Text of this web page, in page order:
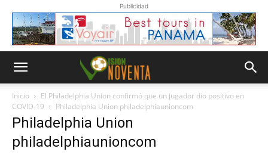
Publicidad
Inicio
El Philadelphia Union confirmó que un jugador dio positivo en
COVID-19
Philadelphia Union philadelphiaunioncom
Philadelphia Union
philadelphiaunioncom